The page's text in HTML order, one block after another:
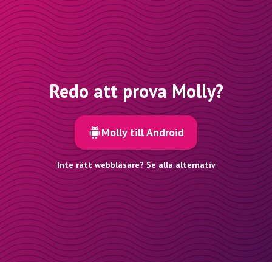
Redo att prova Molly?
Molly till Android
Inte rätt webbläsare? Se alla alternativ